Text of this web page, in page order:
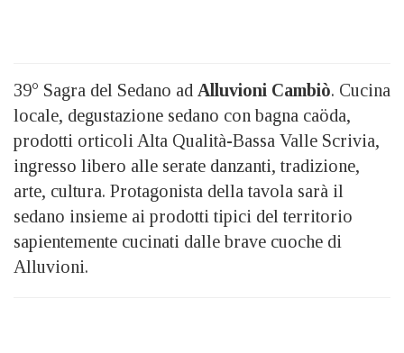
39° Sagra del Sedano ad Alluvioni Cambiò. Cucina
locale, degustazione sedano con bagna caöda,
prodotti orticoli Alta Qualità-Bassa Valle Scrivia,
ingresso libero alle serate danzanti, tradizione,
arte, cultura. Protagonista della tavola sarà il
sedano insieme ai prodotti tipici del territorio
sapientemente cucinati dalle brave cuoche di
Alluvioni.